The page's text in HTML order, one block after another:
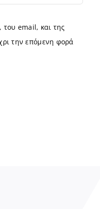
email, και της
την επόμενη φορά